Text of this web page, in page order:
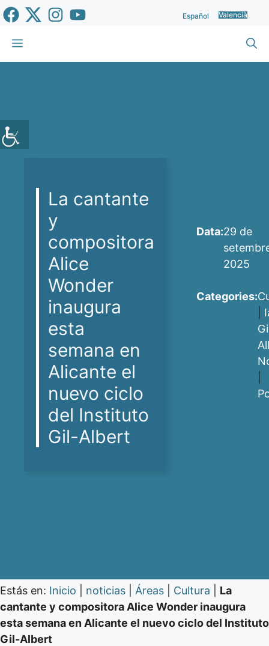
Vés
al
contingut
Español Valencià
Menu
La cantante
y
compositora
Alice
Wonder
inaugura
esta
semana en
Alicante el
nuevo ciclo
del Instituto
Gil-Albert
Data:29 de
2025
Categories:
Estás en: Inicio noticias Áreas Cultura
La
cantante y compositora Alice Wonder inaugura
esta semana en Alicante el nuevo ciclo del Instituto
Gil-Albert